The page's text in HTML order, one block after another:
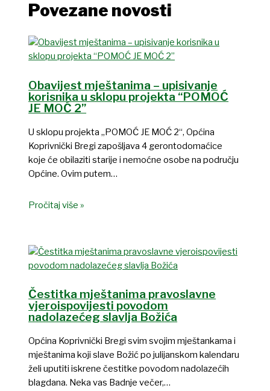
Povezane novosti
Obavijest mještanima – upisivanje
korisnika u sklopu projekta “POMOĆ
JE MOĆ 2”
U sklopu projekta „POMOĆ JE MOĆ 2“, Općina
Koprivnički Bregi zapošljava 4 gerontodomaćice
koje će obilaziti starije i nemoćne osobe na području
Općine. Ovim putem…
Pročitaj više »
Čestitka mještanima pravoslavne
vjeroispovijesti povodom
nadolazećeg slavlja Božića
Općina Koprivnički Bregi svim svojim mještankama i
mještanima koji slave Božić po julijanskom kalendaru
želi uputiti iskrene čestitke povodom nadolazećih
blagdana. Neka vas Badnje večer,…